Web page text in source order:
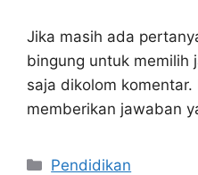
Jika masih ada
bingung untuk memilih
saja dikolom
memberikan jawaban
Kategori
Pendidikan